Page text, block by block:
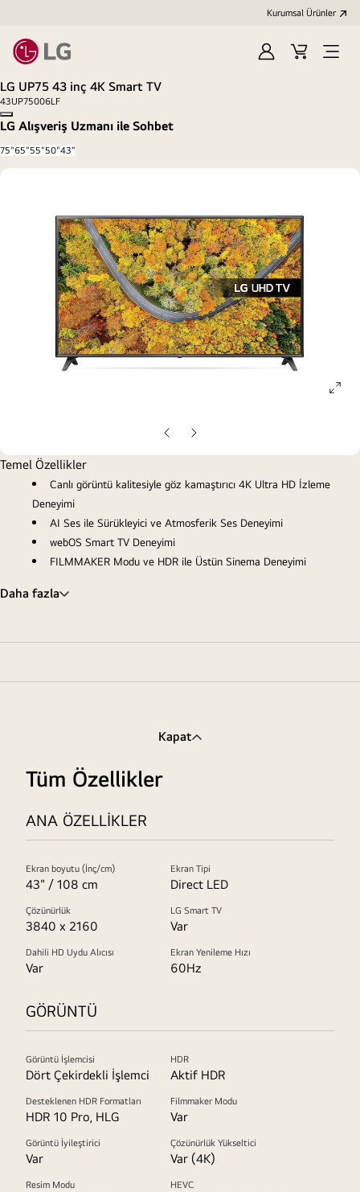
Kurumsal Ürünler
OturumAlışverişOpen
LG UP75 43 inç 4K Smart TV
43UP75006LF
Copy model name
LG Alışveriş Uzmanı ile Sohbet
75"65"55"50"43"
Önceki
Slayt
Sonraki
Slayt
Temel Özellikler
Canlı görüntü kalitesiyle göz kamaştırıcı 4K Ultra HD İzleme
Deneyimi
AI Ses ile Sürükleyici ve Atmosferik Ses Deneyimi
webOS Smart TV Deneyimi
FILMMAKER Modu ve HDR ile Üstün Sinema Deneyimi
Daha fazla
Kapat
Tüm Özellikler
ANA ÖZELLİKLER
Ekran boyutu (İnç/cm)
43" / 108 cm
Ekran Tipi
Direct LED
Çözünürlük
3840 x 2160
LG Smart TV
Var
Dahili HD Uydu Alıcısı
Var
Ekran Yenileme Hızı
60Hz
GÖRÜNTÜ
Görüntü İşlemcisi
Dört Çekirdekli İşlemci
HDR
Aktif HDR
Desteklenen HDR Formatları
HDR 10 Pro, HLG
Filmmaker Modu
Var
Görüntü İyileştirici
Var
Çözünürlük Yükseltici
Var (4K)
Resim Modu HEVC